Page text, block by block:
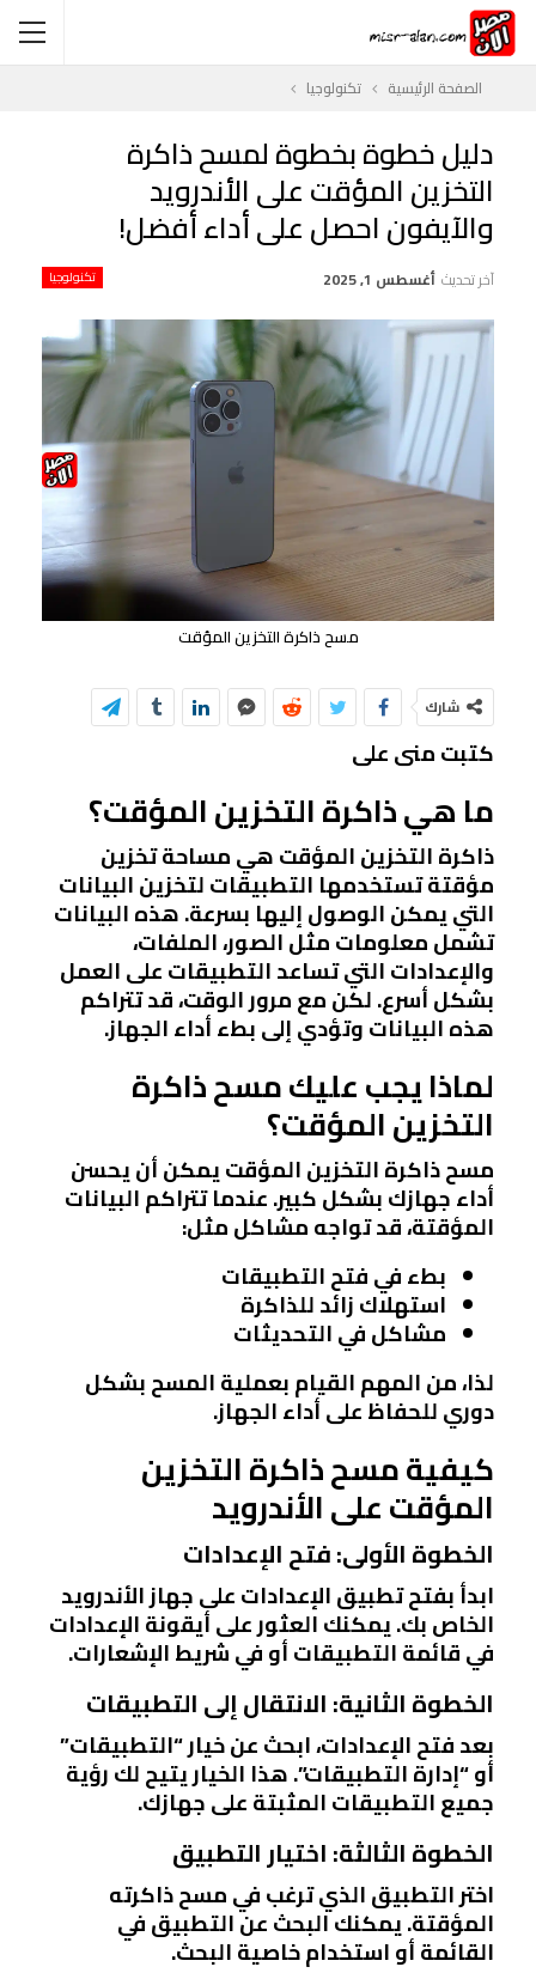
الصفحة الرئيسية تكنولوجيا
دليل خطوة بخطوة لمسح ذاكرة
التخزين المؤقت على الأندرويد
والآيفون احصل على أداء أفضل!
تكنولوجيا آخر تحديث أغسطس 1, 2025
مسح ذاكرة التخزين المؤقت
شارك
كتبت منى على
ما هي ذاكرة التخزين المؤقت؟
ذاكرة التخزين المؤقت هي مساحة تخزين
مؤقتة تستخدمها التطبيقات لتخزين البيانات
التي يمكن الوصول إليها بسرعة. هذه البيانات
تشمل معلومات مثل الصور، الملفات،
والإعدادات التي تساعد التطبيقات على العمل
بشكل أسرع. لكن مع مرور الوقت، قد تتراكم
هذه البيانات وتؤدي إلى بطء أداء الجهاز.
لماذا يجب عليك مسح ذاكرة
التخزين المؤقت؟
مسح ذاكرة التخزين المؤقت يمكن أن يحسن
أداء جهازك بشكل كبير. عندما تتراكم البيانات
المؤقتة، قد تواجه مشاكل مثل:
بطء في فتح التطبيقات
استهلاك زائد للذاكرة
مشاكل في التحديثات
لذا، من المهم القيام بعملية المسح بشكل
دوري للحفاظ على أداء الجهاز.
كيفية مسح ذاكرة التخزين
المؤقت على الأندرويد
الخطوة الأولى: فتح الإعدادات
ابدأ بفتح تطبيق الإعدادات على جهاز الأندرويد
الخاص بك. يمكنك العثور على أيقونة الإعدادات
في قائمة التطبيقات أو في شريط الإشعارات.
الخطوة الثانية: الانتقال إلى التطبيقات
بعد فتح الإعدادات، ابحث عن خيار “التطبيقات”
أو “إدارة التطبيقات”. هذا الخيار يتيح لك رؤية
جميع التطبيقات المثبتة على جهازك.
الخطوة الثالثة: اختيار التطبيق
اختر التطبيق الذي ترغب في مسح ذاكرته
المؤقتة. يمكنك البحث عن التطبيق في
القائمة أو استخدام خاصية البحث.